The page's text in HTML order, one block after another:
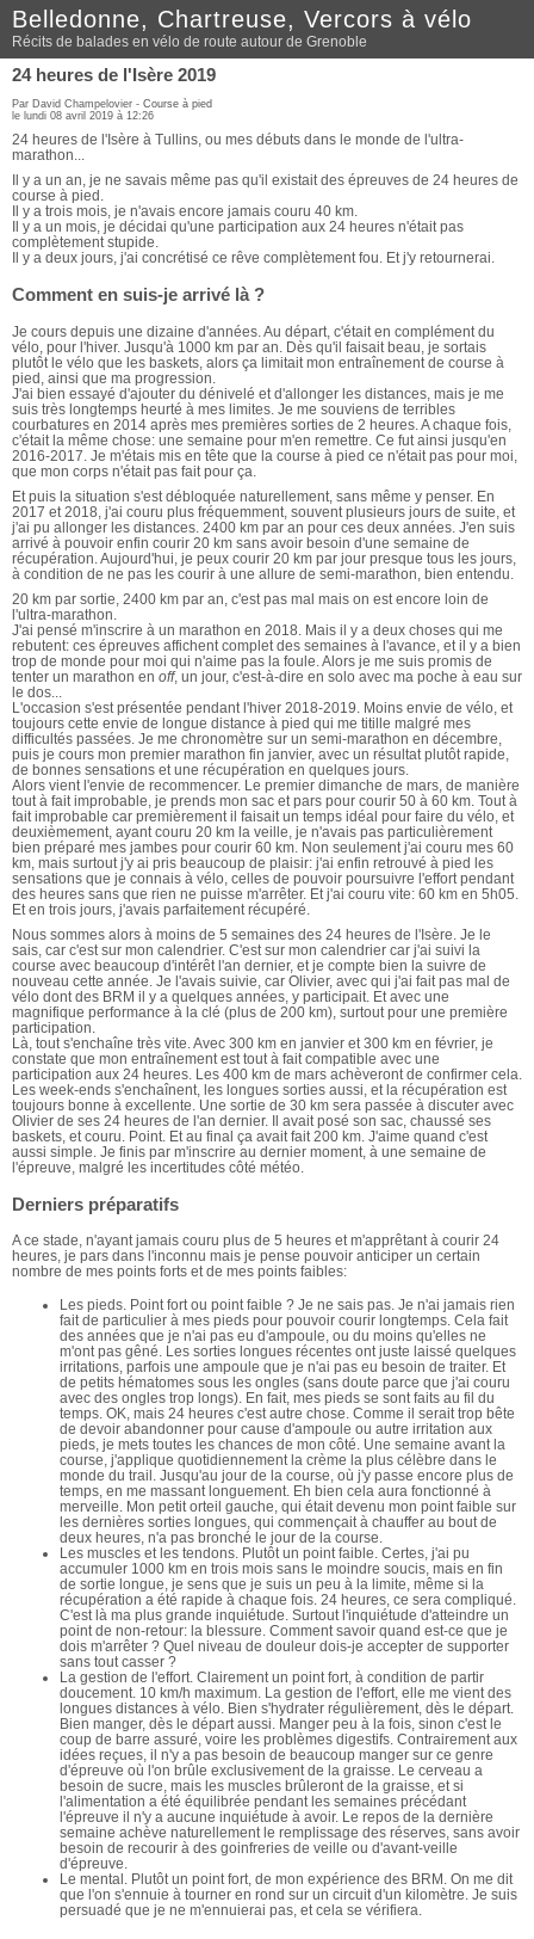
Belledonne, Chartreuse, Vercors à vélo
Récits de balades en vélo de route autour de Grenoble
24 heures de l'Isère 2019
Par David Champelovier - Course à pied
le lundi 08 avril 2019 à 12:26
24 heures de l'Isère à Tullins, ou mes débuts dans le monde de l'ultra-
marathon...
Il y a un an, je ne savais même pas qu'il existait des épreuves de 24 heures de
course à pied.
Il y a trois mois, je n'avais encore jamais couru 40 km.
Il y a un mois, je décidai qu'une participation aux 24 heures n'était pas
complètement stupide.
Il y a deux jours, j'ai concrétisé ce rêve complètement fou. Et j'y retournerai.
Comment en suis-je arrivé là ?
Je cours depuis une dizaine d'années. Au départ, c'était en complément du
vélo, pour l'hiver. Jusqu'à 1000 km par an. Dès qu'il faisait beau, je sortais
plutôt le vélo que les baskets, alors ça limitait mon entraînement de course à
pied, ainsi que ma progression.
J'ai bien essayé d'ajouter du dénivelé et d'allonger les distances, mais je me
suis très longtemps heurté à mes limites. Je me souviens de terribles
courbatures en 2014 après mes premières sorties de 2 heures. A chaque fois,
c'était la même chose: une semaine pour m'en remettre. Ce fut ainsi jusqu'en
2016-2017. Je m'étais mis en tête que la course à pied ce n'était pas pour moi,
que mon corps n'était pas fait pour ça.
Et puis la situation s'est débloquée naturellement, sans même y penser. En
2017 et 2018, j'ai couru plus fréquemment, souvent plusieurs jours de suite, et
j'ai pu allonger les distances. 2400 km par an pour ces deux années. J'en suis
arrivé à pouvoir enfin courir 20 km sans avoir besoin d'une semaine de
récupération. Aujourd'hui, je peux courir 20 km par jour presque tous les jours,
à condition de ne pas les courir à une allure de semi-marathon, bien entendu.
20 km par sortie, 2400 km par an, c'est pas mal mais on est encore loin de
l'ultra-marathon.
J'ai pensé m'inscrire à un marathon en 2018. Mais il y a deux choses qui me
rebutent: ces épreuves affichent complet des semaines à l'avance, et il y a bien
trop de monde pour moi qui n'aime pas la foule. Alors je me suis promis de
tenter un marathon en off, un jour, c'est-à-dire en solo avec ma poche à eau sur
le dos...
L'occasion s'est présentée pendant l'hiver 2018-2019. Moins envie de vélo, et
toujours cette envie de longue distance à pied qui me titille malgré mes
difficultés passées. Je me chronomètre sur un semi-marathon en décembre,
puis je cours mon premier marathon fin janvier, avec un résultat plutôt rapide,
de bonnes sensations et une récupération en quelques jours.
Alors vient l'envie de recommencer. Le premier dimanche de mars, de manière
tout à fait improbable, je prends mon sac et pars pour courir 50 à 60 km. Tout à
fait improbable car premièrement il faisait un temps idéal pour faire du vélo, et
deuxièmement, ayant couru 20 km la veille, je n'avais pas particulièrement
bien préparé mes jambes pour courir 60 km. Non seulement j'ai couru mes 60
km, mais surtout j'y ai pris beaucoup de plaisir: j'ai enfin retrouvé à pied les
sensations que je connais à vélo, celles de pouvoir poursuivre l'effort pendant
des heures sans que rien ne puisse m'arrêter. Et j'ai couru vite: 60 km en 5h05.
Et en trois jours, j'avais parfaitement récupéré.
Nous sommes alors à moins de 5 semaines des 24 heures de l'Isère. Je le
sais, car c'est sur mon calendrier. C'est sur mon calendrier car j'ai suivi la
course avec beaucoup d'intérêt l'an dernier, et je compte bien la suivre de
nouveau cette année. Je l'avais suivie, car Olivier, avec qui j'ai fait pas mal de
vélo dont des BRM il y a quelques années, y participait. Et avec une
magnifique performance à la clé (plus de 200 km), surtout pour une première
participation.
Là, tout s'enchaîne très vite. Avec 300 km en janvier et 300 km en février, je
constate que mon entraînement est tout à fait compatible avec une
participation aux 24 heures. Les 400 km de mars achèveront de confirmer cela.
Les week-ends s'enchaînent, les longues sorties aussi, et la récupération est
toujours bonne à excellente. Une sortie de 30 km sera passée à discuter avec
Olivier de ses 24 heures de l'an dernier. Il avait posé son sac, chaussé ses
baskets, et couru. Point. Et au final ça avait fait 200 km. J'aime quand c'est
aussi simple. Je finis par m'inscrire au dernier moment, à une semaine de
l'épreuve, malgré les incertitudes côté météo.
Derniers préparatifs
A ce stade, n'ayant jamais couru plus de 5 heures et m'apprêtant à courir 24
heures, je pars dans l'inconnu mais je pense pouvoir anticiper un certain
nombre de mes points forts et de mes points faibles:
Les pieds. Point fort ou point faible ? Je ne sais pas. Je n'ai jamais rien
fait de particulier à mes pieds pour pouvoir courir longtemps. Cela fait
des années que je n'ai pas eu d'ampoule, ou du moins qu'elles ne
m'ont pas gêné. Les sorties longues récentes ont juste laissé quelques
irritations, parfois une ampoule que je n'ai pas eu besoin de traiter. Et
de petits hématomes sous les ongles (sans doute parce que j'ai couru
avec des ongles trop longs). En fait, mes pieds se sont faits au fil du
temps. OK, mais 24 heures c'est autre chose. Comme il serait trop bête
de devoir abandonner pour cause d'ampoule ou autre irritation aux
pieds, je mets toutes les chances de mon côté. Une semaine avant la
course, j'applique quotidiennement la crème la plus célèbre dans le
monde du trail. Jusqu'au jour de la course, où j'y passe encore plus de
temps, en me massant longuement. Eh bien cela aura fonctionné à
merveille. Mon petit orteil gauche, qui était devenu mon point faible sur
les dernières sorties longues, qui commençait à chauffer au bout de
deux heures, n'a pas bronché le jour de la course.
Les muscles et les tendons. Plutôt un point faible. Certes, j'ai pu
accumuler 1000 km en trois mois sans le moindre soucis, mais en fin
de sortie longue, je sens que je suis un peu à la limite, même si la
récupération a été rapide à chaque fois. 24 heures, ce sera compliqué.
C'est là ma plus grande inquiétude. Surtout l'inquiétude d'atteindre un
point de non-retour: la blessure. Comment savoir quand est-ce que je
dois m'arrêter ? Quel niveau de douleur dois-je accepter de supporter
sans tout casser ?
La gestion de l'effort. Clairement un point fort, à condition de partir
doucement. 10 km/h maximum. La gestion de l'effort, elle me vient des
longues distances à vélo. Bien s'hydrater régulièrement, dès le départ.
Bien manger, dès le départ aussi. Manger peu à la fois, sinon c'est le
coup de barre assuré, voire les problèmes digestifs. Contrairement aux
idées reçues, il n'y a pas besoin de beaucoup manger sur ce genre
d'épreuve où l'on brûle exclusivement de la graisse. Le cerveau a
besoin de sucre, mais les muscles brûleront de la graisse, et si
l'alimentation a été équilibrée pendant les semaines précédant
l'épreuve il n'y a aucune inquiétude à avoir. Le repos de la dernière
semaine achève naturellement le remplissage des réserves, sans avoir
besoin de recourir à des goinfreries de veille ou d'avant-veille
d'épreuve.
Le mental. Plutôt un point fort, de mon expérience des BRM. On me dit
que l'on s'ennuie à tourner en rond sur un circuit d'un kilomètre. Je suis
persuadé que je ne m'ennuierai pas, et cela se vérifiera.